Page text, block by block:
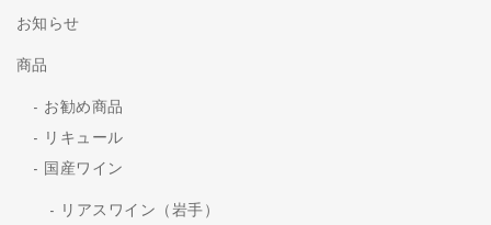
お知らせ
商品
お勧め商品
リキュール
国産ワイン
リアスワイン（岩手）